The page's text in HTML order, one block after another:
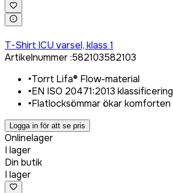
T-Shirt ICU varsel, klass 1
Artikelnummer:582103582103
•Torrt Lifa® Flow-material
•EN ISO 20471:2013 klassificering
•Flatlocksömmar ökar komforten
Logga in för att se pris
Onlinelager
I lager
Din butik
I lager